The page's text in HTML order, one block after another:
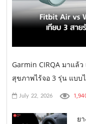
Garmin CIRQA มาแล้
สุขภาพไร้จอ 3 รุ่น แบบ
July 22, 2026
ย